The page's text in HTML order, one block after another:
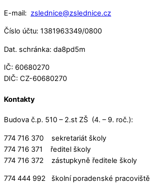
E-mail: zslednice@zslednice.cz
Číslo účtu: 1381963349/0800
Dat. schránka: da8pd5m
IČ: 60680270
DIČ: CZ-60680270
Kontakty
Budova č.p. 510 – 2.st ZŠ (4. – 9. roč.):
774 716 370 sekretariát školy
774 716 371 ředitel školy
774 716 372 zástupkyně ředitele školy
774 444 992 školní poradenské pracoviště